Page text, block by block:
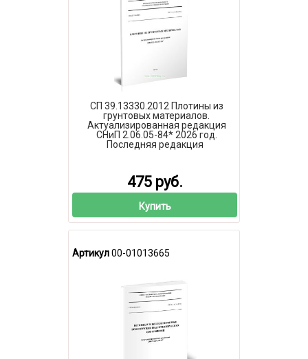
СП 39.13330.2012 Плотины из
грунтовых материалов.
Актуализированная редакция
СНиП 2.06.05-84* 2026 год.
Последняя редакция
475 руб.
Купить
Артикул00-01013665